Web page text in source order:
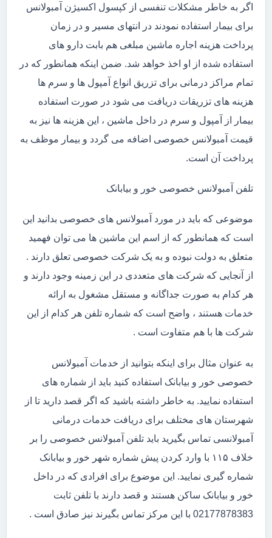
اگر به خاطر مشکلات تنفسی از کپسول اکسیژن آمبولانس
برای بیمار استفاده نمودند در انتهای مسیر و در زمان
پرداخت هزینه اجاره ماشین مبلغی هم بابت دارو های
استفاده شده از او اخذ خواهد شد. ضمن اینکه همانطور که در
تمام مراکز درمانی برای تزریق انواع آمپول ها و سرم ها
هزینه های تزریقات دریافت می شود در صورت استفاده
بیمار از آمپول و سرم در داخل ماشین ، این هزینه ها نیز به
قیمت آمبولانس خصوصی اضافه می گردد و بیمار موظف به
پرداخت آن است.
تلفن آمبولانس خصوصی خور و بیابانک
موضوعی که باید در مورد آمبولانس های خصوصی بدانید این
است که همانطور که از اسم این ماشین ها می توان فهمید
متعلق به دولت نبوده و به یک شرکت خصوصی تعلق دارند .
از آنجایی که شرکت های متعددی در این زمینه وجود دارند و
هر کدام به صورت جداگانه و مستقل مشغول به ارائه
خدمات هستند ، واضح است که شماره تلفن هر کدام از این
شرکت ها با هم متفاوت است .
به عنوان مثال برای اینکه بتوانید از خدمات آمبولانس
خصوصی خور و بیابانک استفاده کنید باید از شماره های
استفاده نمایید. به خاطر داشته باشید که اگر قصد دارید تا از
شهرستان های مختلف برای دریافت خدمات درمانی
آمبولانسی تماس بگیرید باید تلفن آمبولانس خصوصی را بر
خلاف ۱۱۵ با وارد کردن پیش شماره شهر خور و بیابانک
شماره گیری نمایید. این موضوع برای افرادی که در داخل
خور و بیابانک ساکن هستند و قصد دارند با تلفن ثابت
02177878383 با این مرکز تماس بگیرند نیز صادق است .